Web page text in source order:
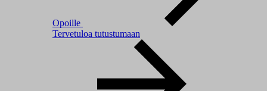
Opoille
Tervetuloa tutustumaan